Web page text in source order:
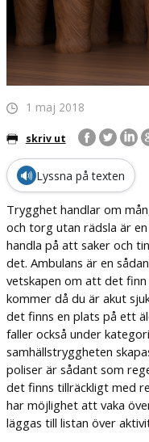
OM
1 maj 2018
skriv ut
🔊 Lyssna på texten
Trygghet handlar om
och torg utan rädsla är
handla på att saker och
det. Ambulans är en
vetskapen om att det
kommer då du är akut
det finns en plats på ett
faller också under
samhällstryggheten
poliser är sådant som
det finns tillräckligt med
har möjlighet att vaka
läggas till listan över